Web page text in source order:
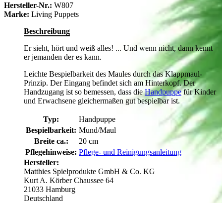
Hersteller-Nr.: W807
Marke: Living Puppets
Beschreibung
Er sieht, hört und weiß alles! ... Und wenn nicht, dann kennt
er jemanden der es kann.
Leichte Bespielbarkeit des Maules durch das Klappmaul-
Prinzip. Der Eingang befindet sich am Hinterkopf. Der
Handzugang ist so bemessen, dass dieHandpuppefür Kinder
und Erwachsene gleichermaßen gut bespielbar ist.
Typ:
Handpuppe
Bespielbarkeit: Mund/Maul
Breite ca.:
20 cm
Pflegehinweise: Pflege- und Reinigungsanleitung
Hersteller:
Matthies Spielprodukte GmbH & Co. KG
Kurt A. Körber Chaussee 64
21033 Hamburg
Deutschland